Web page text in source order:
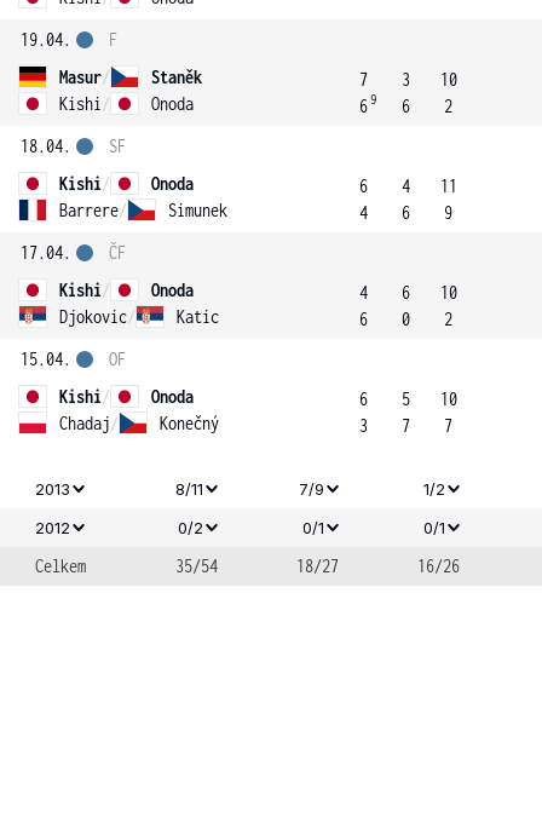
19.04.
Masur/
Staněk
Kishi / Onoda
F
7
69
3
6
10
2
18.04.
Kishi/
Onoda
Barrere/ Simunek
SF
6
4
4
6
11
9
17.04.
Kishi/
Onoda
Djokovic/ Katic
ČF
4
6
6
0
10
2
15.04.
Kishi/
Onoda
Chadaj/ Konečný
OF
6
3
5
7
10
7
2013 8/11 7/9
1/2
2012
0/2 0/1 0/1
Celkem 35/54 18/27 16/26